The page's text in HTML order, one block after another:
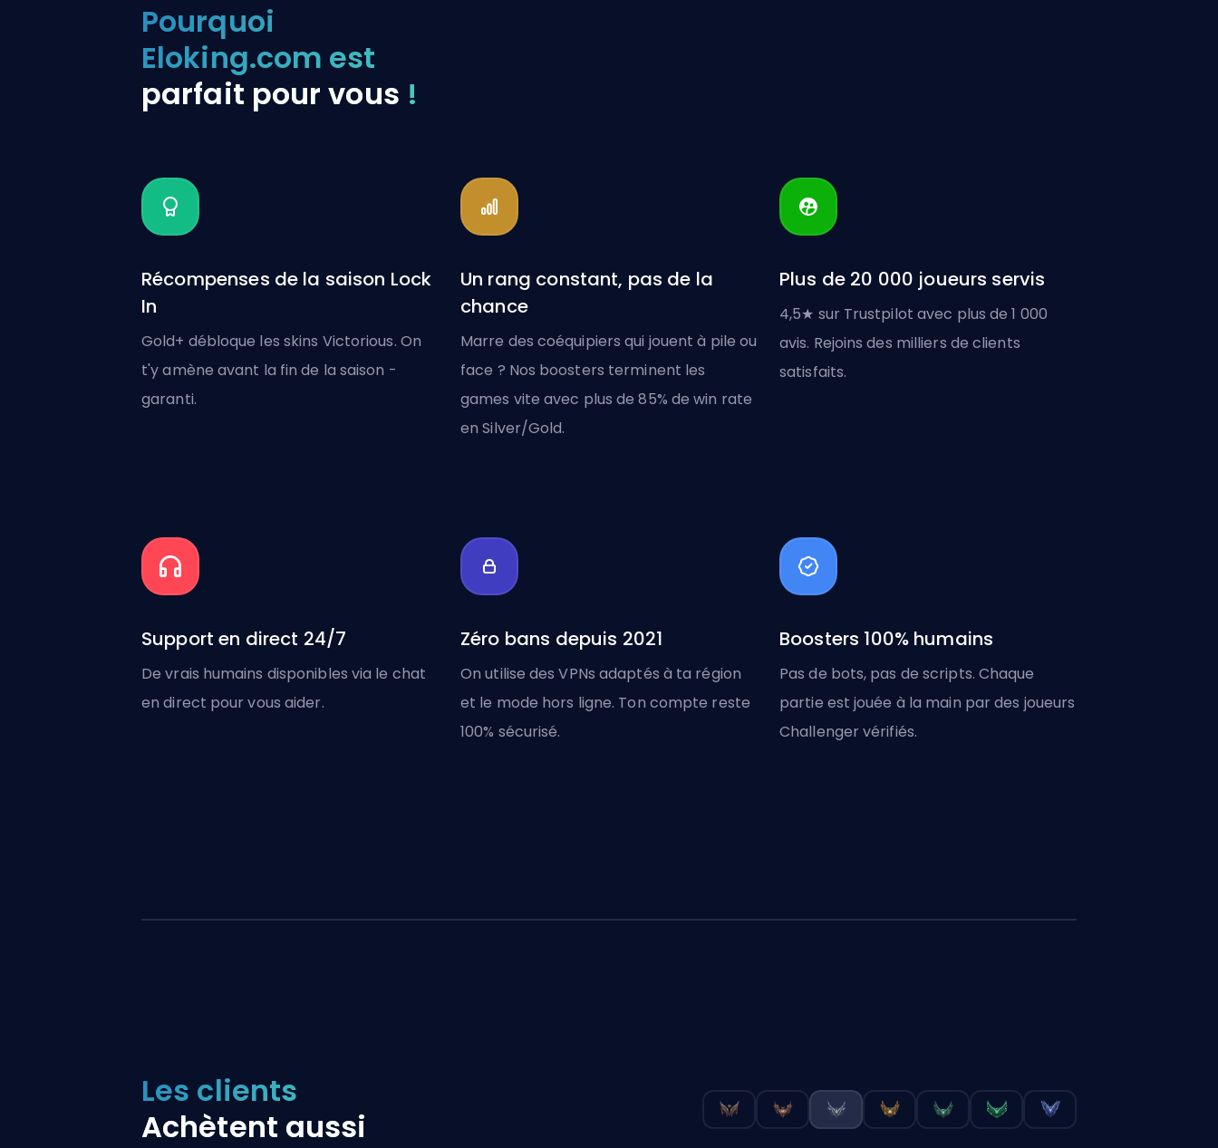
Pourquoi
Eloking.com est
parfait pour vous !
Récompenses de la saison Lock
In
Gold+ débloque les skins Victorious. On
t'y amène avant la fin de la saison -
garanti.
Un rang constant, pas de la
chance
Marre des coéquipiers qui jouent à pile ou
face ? Nos boosters terminent les
games vite avec plus de 85% de win rate
en Silver/Gold.
Plus de 20 000 joueurs servis
4,5★ sur Trustpilot avec plus de 1 000
avis. Rejoins des milliers de clients
satisfaits.
Support en direct 24/7
De vrais humains disponibles via le chat
en direct pour vous aider.
Zéro bans depuis 2021
On utilise des VPNs adaptés à ta région
et le mode hors ligne. Ton compte reste
100% sécurisé.
Boosters 100% humains
Pas de bots, pas de scripts. Chaque
partie est jouée à la main par des joueurs
Challenger vérifiés.
Les clients
Achètent aussi